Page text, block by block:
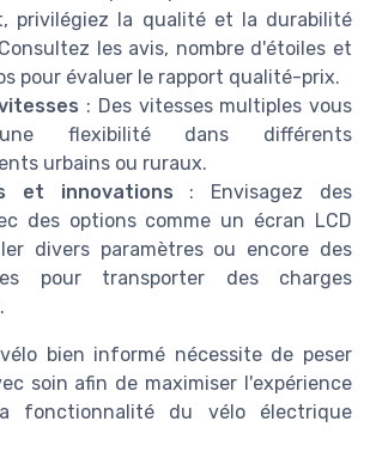
privilégiez la qualité et la durabilité
les avis, nombre d'étoiles et
pour évaluer le rapport qualité-prix.
: Des vitesses multiples vous
flexibilité dans différents
urbains ou ruraux.
et innovations : Envisagez des
des options comme un écran LCD
divers paramètres ou encore des
pour transporter des charges
bien informé nécessite de peser
soin afin de maximiser l'expérience
fonctionnalité du vélo électrique